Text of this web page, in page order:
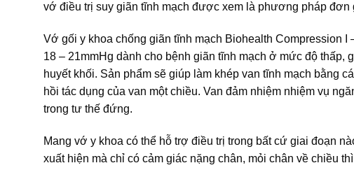
vớ điều trị suy giãn tĩnh mạch được xem là phương pháp đơn
Vớ gối y khoa chống giãn tĩnh mạch Biohealth Compression
18 – 21mmHg dành cho bệnh giãn tĩnh mạch ở mức độ
huyết khối. Sản phẩm sẽ giúp làm khép van tĩnh mạch bằng
hồi tác dụng của van một chiều. Van đảm nhiệm nhiệm vụ
trong tư thế đứng.
Mang vớ y khoa có thể hỗ trợ điều trị trong bất cứ giai đoạn
xuất hiện mà chỉ có cảm giác nặng chân, mỏi chân về chiều